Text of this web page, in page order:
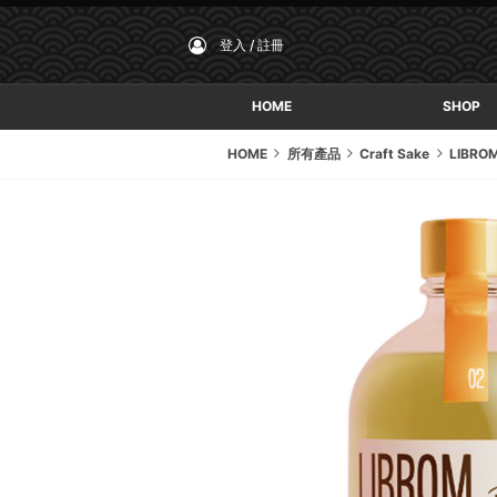
登入 / 註冊
HOME SHOP
HOME 所有產品 Craft Sake